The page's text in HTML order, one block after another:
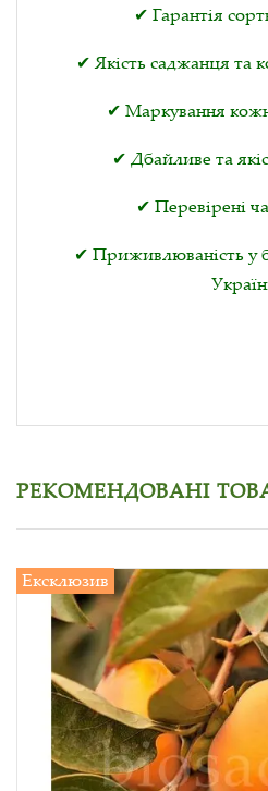
✔ Гарантія
✔ Якість саджанця та
✔ Маркування
✔ Дбайливе та
✔ Перевірені
✔ Приживлюваність у
РЕКОМЕНДОВАНІ
Ексклюзив